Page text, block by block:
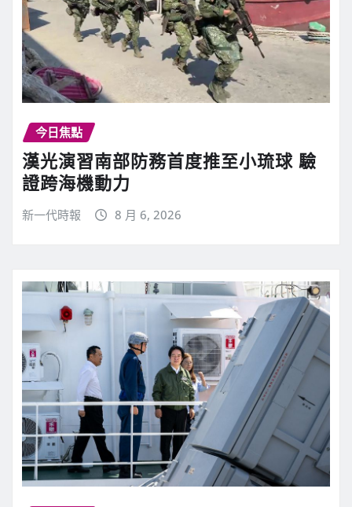
今日焦點
漢光演習南部防務首度推至小琉球 驗
證跨海機動力
新一代時報 8 月 6, 2026